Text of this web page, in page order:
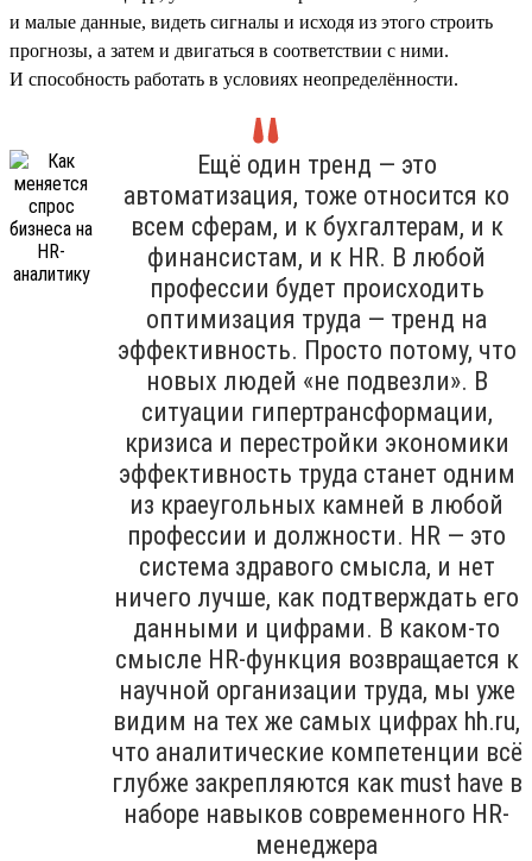
и малые данные, видеть сигналы и исходя из этого строить
прогнозы, а затем и двигаться в соответствии с ними.
И способность работать в условиях неопределённости.
Ещё один тренд — это
автоматизация, тоже относится ко
всем сферам, и к бухгалтерам, и к
финансистам, и к HR. В любой
профессии будет происходить
оптимизация труда — тренд на
эффективность. Просто потому, что
новых людей «не подвезли». В
ситуации гипертрансформации,
кризиса и перестройки экономики
эффективность труда станет одним
из краеугольных камней в любой
профессии и должности. HR — это
система здравого смысла, и нет
ничего лучше, как подтверждать его
данными и цифрами. В каком-то
смысле HR-функция возвращается к
научной организации труда, мы уже
видим на тех же самых цифрах hh.ru,
что аналитические компетенции всё
глубже закрепляются как must have в
наборе навыков современного HR-
менеджера